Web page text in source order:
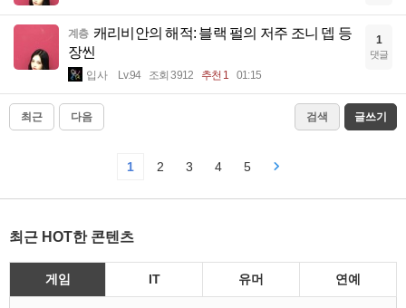
계층 캐리비안의 해적: 블랙 펄의 저주 조니 뎁 등
장씬
입사 Lv.94 조회 3912 추천 1 01:15
1
댓글
최근 다음 검색 글쓰기
1 2 3 4 5
최근 HOT한 콘텐츠
게임 IT 유머 연예